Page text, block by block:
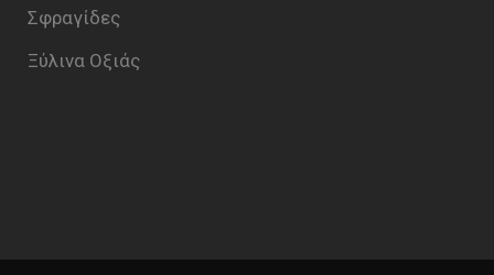
Σφραγίδες
Ξύλινα Οξιάς